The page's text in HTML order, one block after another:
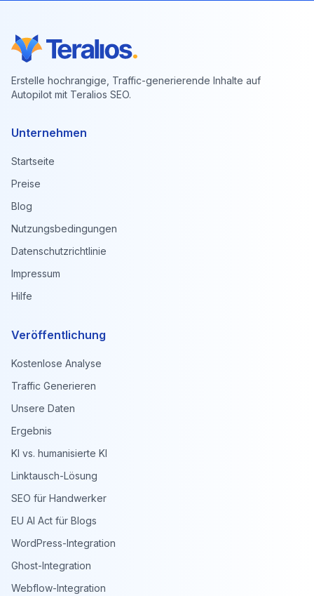
Erstelle hochrangige, Traffic-generierende Inhalte auf
Autopilot mit Teralios SEO.
Unternehmen
Startseite
Preise
Blog
Nutzungsbedingungen
Datenschutzrichtlinie
Impressum
Hilfe
Veröffentlichung
Kostenlose Analyse
Traffic Generieren
Unsere Daten
Ergebnis
KI vs. humanisierte KI
Linktausch-Lösung
SEO für Handwerker
EU AI Act für Blogs
WordPress-Integration
Ghost-Integration
Webflow-Integration